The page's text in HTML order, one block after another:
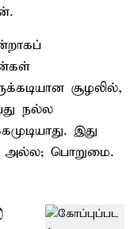
சூழலில்,
நல்ல
இது
அல்ல; பொறுமை.